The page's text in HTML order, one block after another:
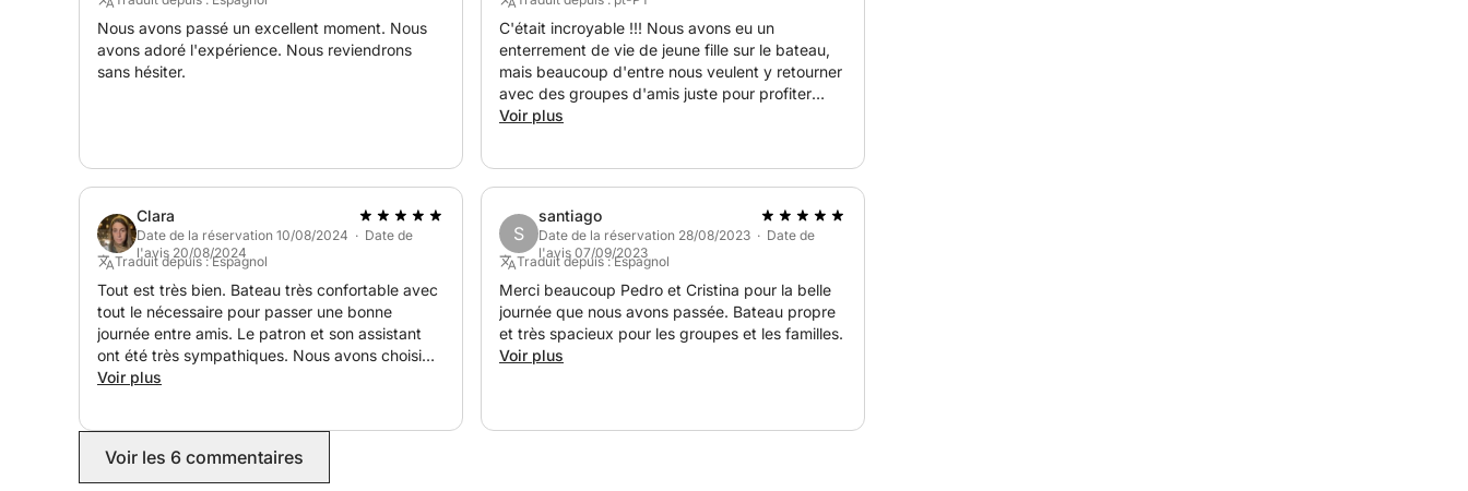
demande.
Une sélection de jouets nautiques et d'équipements supplémentaires peut également être
Non inclus :
Équipage (capitaine et second) : 250 € (à régler au port)
Carburant non inclus (à régler au port selon la consommation)
Nettoyage final : 100 € (à régler au port)
Services supplémentaires :
Transfert disponible depuis les aéroports de Vigo ou de Porto sur demande
Disponible pour vos événements : anniversaires, enterrements de vie de garçon/jeune fille,
Nous avons passé un excellent moment. Nous
avons adoré l'expérience. Nous reviendrons
sans hésiter.
C'était incroyable !!! Nous avons eu un
enterrement de vie de jeune fille sur le bateau,
mais beaucoup d'entre nous veulent y retourner
avec des groupes d'amis juste pour profiter
encore plus du bateau. Il y a de très bonnes
Voir plus
Clara
Date de la réservation 10/08/2024 · Date de
l'avis 20/08/2024
Traduit depuis : Espagnol
Tout est très bien. Bateau très confortable avec
tout le nécessaire pour passer une bonne
journée entre amis. Le patron et son assistant
ont été très sympathiques. Nous avons choisi
l'option de manger à bord et tout était très bon
Voir plus
S
santiago
Date de la réservation 28/08/2023 · Date de
l'avis 07/09/2023
Traduit depuis : Espagnol
Merci beaucoup Pedro et Cristina pour la belle
journée que nous avons passée. Bateau propre
et très spacieux pour les groupes et les familles.
Voir plus
Voir les 6 commentaires